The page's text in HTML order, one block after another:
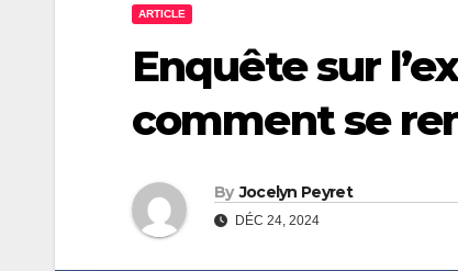
ARTICLE
Enquête sur
comment se
By Jocelyn Peyret
DÉC 24, 2024